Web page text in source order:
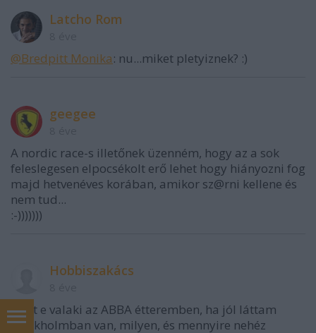
Latcho Rom
@Bredpitt Monika: nu...miket pletyiznek? :)
geegee
A nordic race-s illetőnek üzenném, hogy az a sok
feleslegesen elpocsékolt erő lehet hogy hiányozni fog
majd hetvenéves korában, amikor sz@rni kellene és
nem tud...
:-)))))))
Hobbiszakács
"Volt e valaki az ABBA étteremben, ha jól láttam
Stockholmban van, milyen, és mennyire nehéz